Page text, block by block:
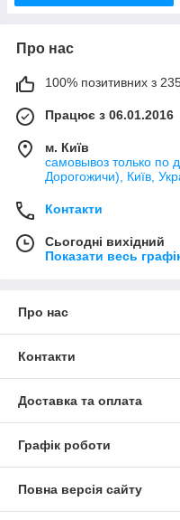
Про нас
100% позитивних з 235
Працює з 06.01.2016
м. Київ
самовывоз только по
Дорогожичи), Київ,
Контакти
Сьогодні вихідний
Показати весь
Про нас
Контакти
Доставка та оплата
Графік роботи
Повна версія сайту